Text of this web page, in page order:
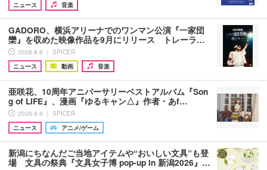
ニュース
音楽
GADORO、横浜アリーナでのワンマン公演『一家団
欒』を収めた映像作品を9月にリリース トレーラ…
2026.8.6 ｜ SPICER
ニュース
動画 音楽
亜咲花、10周年アニバーサリーベストアルバム『Son
g of LIFE』、漫画『ゆるキャン△』作者・あf…
2026.8.6 ｜ SPICER
ニュース
アニメ/ゲーム
新潟にちなんだご当地アイテムや“おいしい文具”も登
場 文具の祭典『文具女子博 pop-up in 新潟2026』…